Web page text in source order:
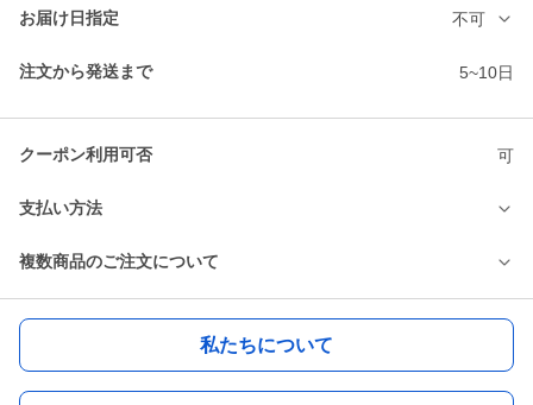
お届け日指定 不可
注文から発送まで 5~10日
クーポン利用可否 可
支払い方法
複数商品のご注文について
私たちについて